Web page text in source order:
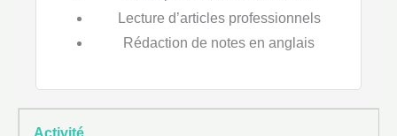
Lecture d’articles professionnels
Rédaction de notes en anglais